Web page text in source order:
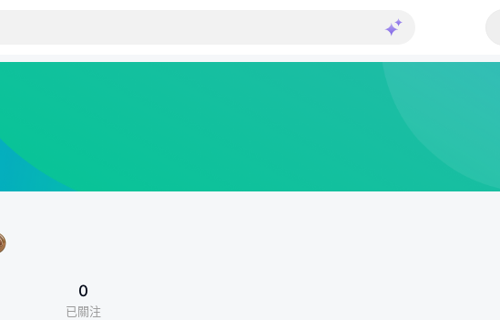
0
已關注